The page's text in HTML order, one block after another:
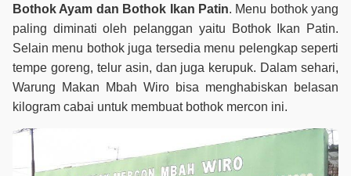
Bothok Ayam dan Bothok Ikan Patin. Menu bothok yang
paling diminati oleh pelanggan yaitu Bothok Ikan Patin.
Selain menu bothok juga tersedia menu pelengkap seperti
tempe goreng, telur asin, dan juga kerupuk. Dalam sehari,
Warung Makan Mbah Wiro bisa menghabiskan belasan
kilogram cabai untuk membuat bothok mercon ini.